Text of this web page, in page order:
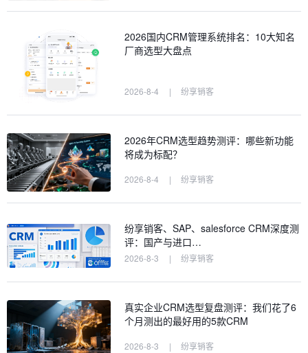
2026国内CRM管理系统排名：10大知名
厂商选型大盘点
2026-8-4 | 纷享销客
2026年CRM选型趋势测评：哪些新功能
将成为标配？
2026-8-4 | 纷享销客
纷享销客、SAP、salesforce CRM深度测
评：国产与进口…
2026-8-3 | 纷享销客
真实企业CRM选型复盘测评：我们花了6
个月测出的最好用的5款CRM
2026-8-3 | 纷享销客